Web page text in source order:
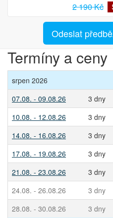
2 190 Kč
Odeslat
Termíny a ceny
srpen 2026
07.08. - 09.08.26
3 dny
10.08. - 12.08.26 3 dny
14.08. - 16.08.26 3 dny
17.08. - 19.08.26 3 dny
21.08. - 23.08.26 3 dny
24.08. - 26.08.26 3 dny
28.08. - 30.08.26
3 dny